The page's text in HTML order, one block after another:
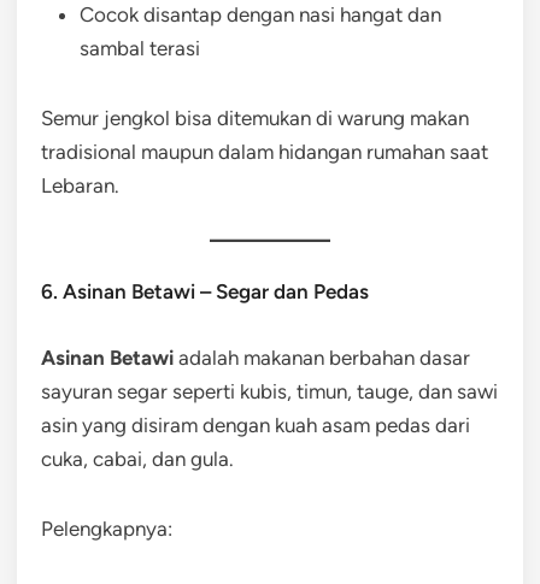
Cocok disantap dengan nasi hangat dan
sambal terasi
Semur jengkol bisa ditemukan di warung makan
tradisional maupun dalam hidangan rumahan saat
Lebaran.
6. Asinan Betawi – Segar dan Pedas
Asinan Betawi adalah makanan berbahan dasar
sayuran segar seperti kubis, timun, tauge, dan sawi
asin yang disiram dengan kuah asam pedas dari
cuka, cabai, dan gula.
Pelengkapnya: